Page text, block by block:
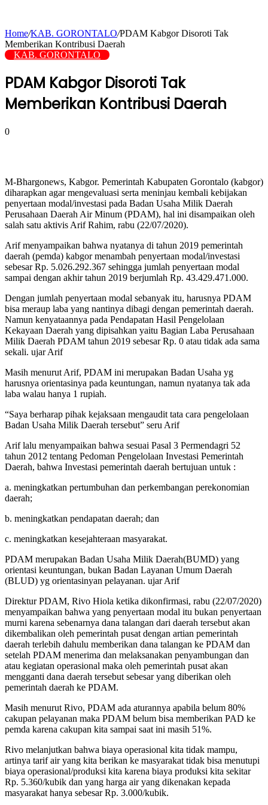
Home/KAB. GORONTALO/PDAM Kabgor Disoroti Tak
Memberikan Kontribusi Daerah
KAB. GORONTALO
PDAM Kabgor Disoroti Tak
Memberikan Kontribusi Daerah
0
M-Bhargonews, Kabgor. Pemerintah Kabupaten Gorontalo (kabgor)
diharapkan agar mengevaluasi serta meninjau kembali kebijakan
penyertaan modal/investasi pada Badan Usaha Milik Daerah
Perusahaan Daerah Air Minum (PDAM), hal ini disampaikan oleh
salah satu aktivis Arif Rahim, rabu (22/07/2020).
Arif menyampaikan bahwa nyatanya di tahun 2019 pemerintah
daerah (pemda) kabgor menambah penyertaan modal/investasi
sebesar Rp. 5.026.292.367 sehingga jumlah penyertaan modal
sampai dengan akhir tahun 2019 berjumlah Rp. 43.429.471.000.
Dengan jumlah penyertaan modal sebanyak itu, harusnya PDAM
bisa meraup laba yang nantinya dibagi dengan pemerintah daerah.
Namun kenyataannya pada Pendapatan Hasil Pengelolaan
Kekayaan Daerah yang dipisahkan yaitu Bagian Laba Perusahaan
Milik Daerah PDAM tahun 2019 sebesar Rp. 0 atau tidak ada sama
sekali. ujar Arif
Masih menurut Arif, PDAM ini merupakan Badan Usaha yg
harusnya orientasinya pada keuntungan, namun nyatanya tak ada
laba walau hanya 1 rupiah.
“Saya berharap pihak kejaksaan mengaudit tata cara pengelolaan
Badan Usaha Milik Daerah tersebut” seru Arif
Arif lalu menyampaikan bahwa sesuai Pasal 3 Permendagri 52
tahun 2012 tentang Pedoman Pengelolaan Investasi Pemerintah
Daerah, bahwa Investasi pemerintah daerah bertujuan untuk :
a. meningkatkan pertumbuhan dan perkembangan perekonomian
daerah;
b. meningkatkan pendapatan daerah; dan
c. meningkatkan kesejahteraan masyarakat.
PDAM merupakan Badan Usaha Milik Daerah(BUMD) yang
orientasi keuntungan, bukan Badan Layanan Umum Daerah
(BLUD) yg orientasinyan pelayanan. ujar Arif
Direktur PDAM, Rivo Hiola ketika dikonfirmasi, rabu (22/07/2020)
menyampaikan bahwa yang penyertaan modal itu bukan penyertaan
murni karena sebenarnya dana talangan dari daerah tersebut akan
dikembalikan oleh pemerintah pusat dengan artian pemerintah
daerah terlebih dahulu memberikan dana talangan ke PDAM dan
setelah PDAM menerima dan melaksanakan penyambungan dan
atau kegiatan operasional maka oleh pemerintah pusat akan
mengganti dana daerah tersebut sebesar yang diberikan oleh
pemerintah daerah ke PDAM.
Masih menurut Rivo, PDAM ada aturannya apabila belum 80%
cakupan pelayanan maka PDAM belum bisa memberikan PAD ke
pemda karena cakupan kita sampai saat ini masih 51%.
Rivo melanjutkan bahwa biaya operasional kita tidak mampu,
artinya tarif air yang kita berikan ke masyarakat tidak bisa menutupi
biaya operasional/produksi kita karena biaya produksi kita sekitar
Rp. 5.360/kubik dan yang harga air yang dikenakan kepada
masyarakat hanya sebesar Rp. 3.000/kubik.